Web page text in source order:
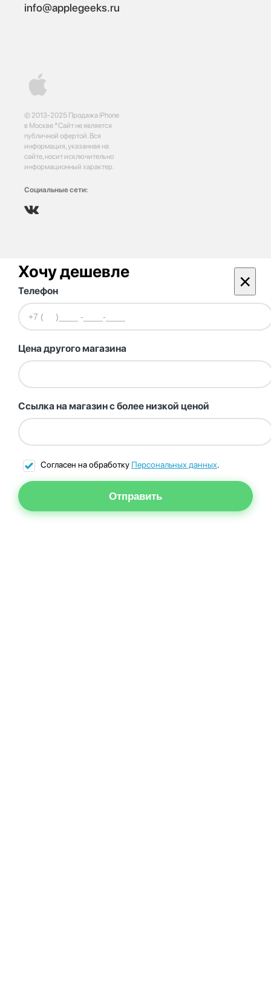
© 2013-2025 Продажа iPhone
в Москве *Сайт не является
публичной офертой. Вся
информация, указанная на
сайте, носит исключительно
информационный характер.
Социальные сети:
info@applegeeks.ru
Хочу дешевле ×
Телефон
Цена другого магазина
Ссылка на магазин с более низкой ценой
Согласен на обработку Персональных данных.
Отправить